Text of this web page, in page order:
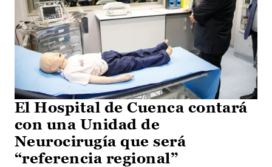
El Hospital de Cuenca contará
con una Unidad de
Neurocirugía que será
“referencia regional”